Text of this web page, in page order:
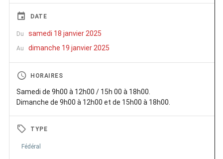
DATE
Du samedi 18 janvier 2025
Au dimanche 19 janvier 2025
HORAIRES
Samedi de 9h00 à 12h00 / 15h 00 à 18h00.
Dimanche de 9h00 à 12h00 et de 15h00 à 18h00.
TYPE
Fédéral